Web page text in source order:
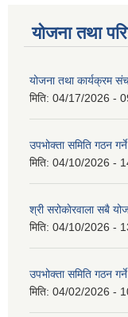
योजना तथा
योजना तथा कार्यक्रम
मिति: 04/17/2026 -
उपभोक्ता समिति गठन
मिति: 04/10/2026 -
श्री सरोकाेरवाला सबै
मिति: 04/10/2026 -
उपभोक्ता समिति गठन
मिति: 04/02/2026 -